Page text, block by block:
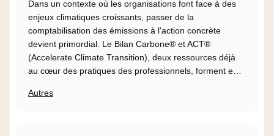
Dans un contexte où les organisations font face à des
enjeux climatiques croissants, passer de la
comptabilisation des émissions à l'action concrète
devient primordial. Le Bilan Carbone® et ACT®
(Accelerate Climate Transition), deux ressources déjà
au cœur des pratiques des professionnels, forment e…
Autres